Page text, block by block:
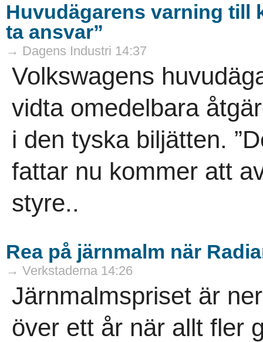
Huvudägarens varning till
ta ansvar”
→ Dagens Industri 14:37
Volkswagens
vidta omedelbara
i den tyska biljätten.
fattar nu kommer att
styre..
Rea på järnmalm när
→ Verkstaderna 14:26
Järnmalmspriset är
över ett år när allt fler